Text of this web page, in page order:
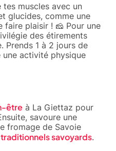
tes muscles avec un
glucides, comme une
plaisir ! 🧀 Pour une
des étirements
Prends 1 à 2 jours de
activité physique
être à La Giettaz pour
savoure une
fromage de Savoie
savoyards.